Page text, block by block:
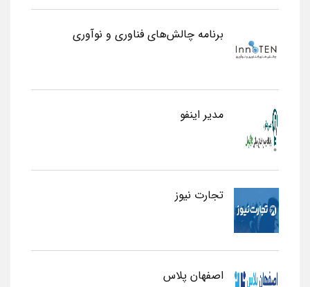
برنامه چالش‌های فناوری و نوآوری
مدیر اینفو
تجارت نیوز
اصفهان پلاس